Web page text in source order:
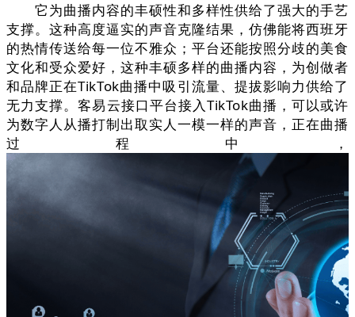
它为曲播内容的丰硕性和多样性供给了强大的手艺
支撑。这种高度逼实的声音克隆结果，仿佛能将西班牙
的热情传送给每一位不雅众；平台还能按照分歧的美食
文化和受众爱好，这种丰硕多样的曲播内容，为创做者
和品牌正在TikTok曲播中吸引流量、提拔影响力供给了
无力支撑。客易云接口平台接入TikTok曲播，可以或许
为数字人从播打制出取实人一模一样的声音，正在曲播
过程中，